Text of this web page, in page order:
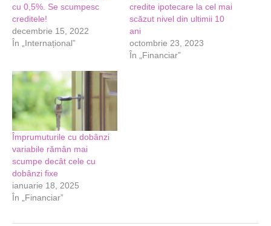
cu 0,5%. Se scumpesc
creditele!
decembrie 15, 2022
În „Internațional”
credite ipotecare la cel mai
scăzut nivel din ultimii 10
ani
octombrie 23, 2023
În „Financiar”
Împrumuturile cu dobânzi
variabile rămân mai
scumpe decât cele cu
dobânzi fixe
ianuarie 18, 2025
În „Financiar”